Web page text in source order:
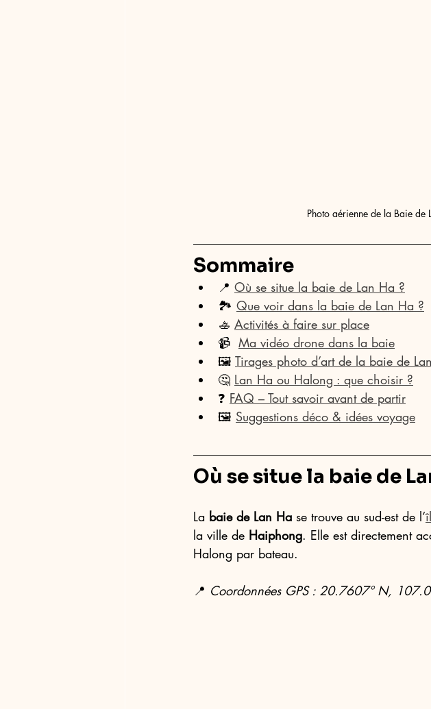
Photo aérienne de la Baie de
Sommaire
📍 Où se situe la baie de Lan Ha ?
🏞️ Que voir dans la baie de Lan Ha ?
🚣 Activités à faire sur place
📹 Ma vidéo drone dans la baie
🖼️ Tirages photo d’art de la baie de
🤔 Lan Ha ou Halong : que choisir ?
❓ FAQ – Tout savoir avant de partir
🖼️ Suggestions déco & idées voyage
Où se situe la baie de
La baie de Lan Ha se trouve au sud-est de l’
la ville de Haiphong. Elle est directement
Halong par bateau.
📍 Coordonnées GPS : 20.7607° N,